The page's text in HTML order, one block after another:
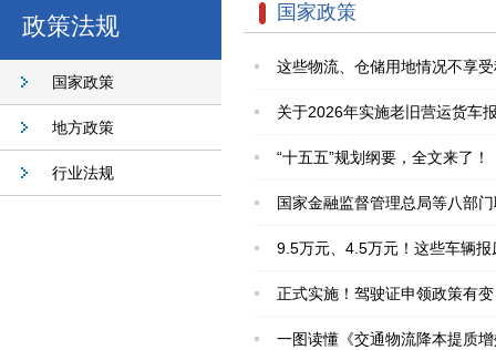
政策法规
国家政策
地方政策
行业法规
国家政策
这些物流、仓储用地情况不享
关于2026年实施老旧营运货车
“十五五”规划纲要，全文来了！
国家金融监督管理总局等八部
9.5万元、4.5万元！这些车辆报
正式实施！驾驶证申领政策有变
一图读懂《交通物流降本提质